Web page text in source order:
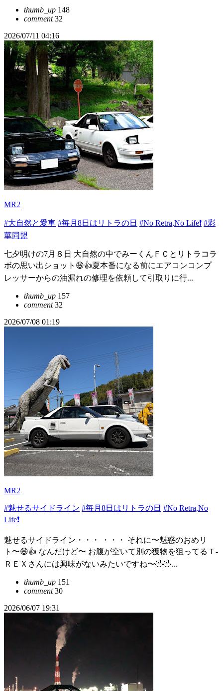
thumb_up 148
comment32
2026/07/11 04:16
MR2
#大自然と愛車 #毎月8日はリトラの日 #No Retra,No Life❗️ #彩
華同盟
七夕明けの7月８日 大自然の中でみーくんＦＣとリトラコラ
ボの思い出ショット😆👍夏本番になる前にエアコンコンプ
レッサーからの油漏れの修理を依頼して引取りに行...
thumb_up 157
comment32
2026/07/08 01:19
MR2
#魅せるサイドライン #毎月8日はリトラの日 #No Retra,No
Life❗️
魅せるサイドライン・・・ ・・・ それに〜魅惑のおめリ
ト〜😆👍 なんだけど〜 お腹が空いて別の獲物を狙ってるＴ-
ＲＥＸさんには興味がないみたいですね〜🤣🤣...
thumb_up 151
comment30
2026/06/07 19:31